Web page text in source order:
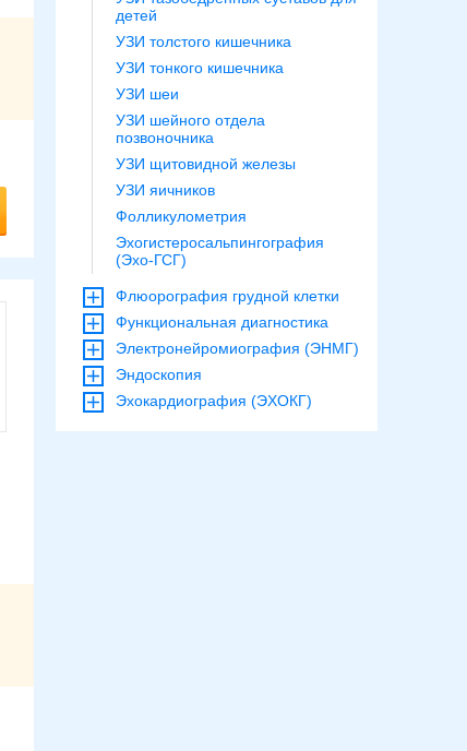
детей
УЗИ толстого кишечника
УЗИ тонкого кишечника
УЗИ шеи
УЗИ шейного отдела
позвоночника
УЗИ щитовидной железы
УЗИ яичников
Фолликулометрия
Эхогистеросальпингография
(Эхо-ГСГ)
Флюорография грудной клетки
Функциональная диагностика
Электронейромиография (ЭНМГ)
Эндоскопия
Эхокардиография (ЭХОКГ)